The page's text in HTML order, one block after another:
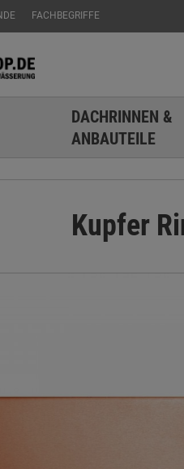
FACHBEGRIFFE
DACHRINNEN &
ANBAUTEILE
Kupfer